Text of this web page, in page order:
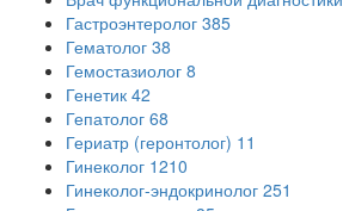
Гастроэнтеролог 385
Гематолог 38
Гемостазиолог 8
Генетик 42
Гепатолог 68
Гериатр (геронтолог) 11
Гинеколог 1210
Гинеколог-эндокринолог 251